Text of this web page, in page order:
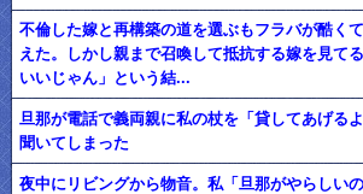
不倫した嫁と再構築の道を選ぶもフラバが酷く
えた。しかし親まで召喚して抵抗する嫁を見て
いいじゃん」という結...
旦那が電話で義両親に私の杖を「貸してあげる
聞いてしまった
夜中にリビングから物音。私「旦那がやらしい